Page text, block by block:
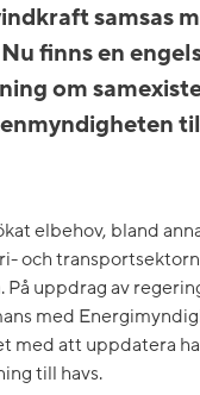
samsas
finns en
om
elbehov, bland
och
uppdrag av
med
med att uppdatera
till havs.